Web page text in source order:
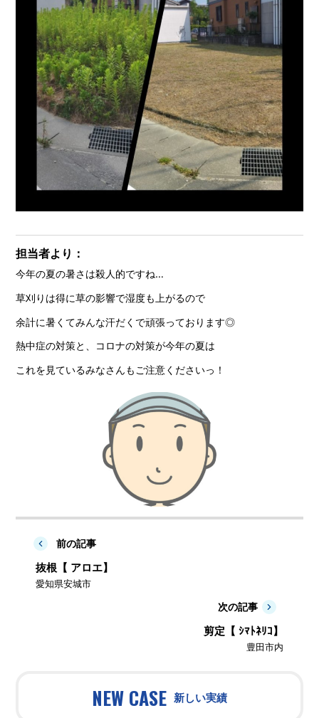
担当者より：
今年の夏の暑さは殺人的ですね…
草刈りは得に草の影響で湿度も上がるので
余計に暑くてみんな汗だくで頑張っております◎
熱中症の対策と、コロナの対策が今年の夏は
これを見ているみなさんもご注意くださいっ！
前の記事
抜根【 アロエ】
愛知県安城市
次の記事
剪定【 ｼﾏﾄﾈﾘｺ】
豊田市内
NEW CASE 新しい実績